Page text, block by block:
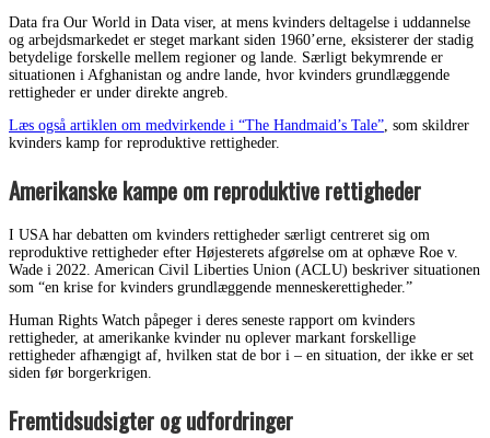
Data fra Our World in Data viser, at mens kvinders deltagelse i uddannelse
og arbejdsmarkedet er steget markant siden 1960’erne, eksisterer der stadig
betydelige forskelle mellem regioner og lande. Særligt bekymrende er
situationen i Afghanistan og andre lande, hvor kvinders grundlæggende
rettigheder er under direkte angreb.
Læs også artiklen om medvirkende i “The Handmaid’s Tale”, som skildrer
kvinders kamp for reproduktive rettigheder.
Amerikanske kampe om reproduktive rettigheder
I USA har debatten om kvinders rettigheder særligt centreret sig om
reproduktive rettigheder efter Højesterets afgørelse om at ophæve Roe v.
Wade i 2022. American Civil Liberties Union (ACLU) beskriver situationen
som “en krise for kvinders grundlæggende menneskerettigheder.”
Human Rights Watch påpeger i deres seneste rapport om kvinders
rettigheder, at amerikanke kvinder nu oplever markant forskellige
rettigheder afhængigt af, hvilken stat de bor i – en situation, der ikke er set
siden før borgerkrigen.
Fremtidsudsigter og udfordringer